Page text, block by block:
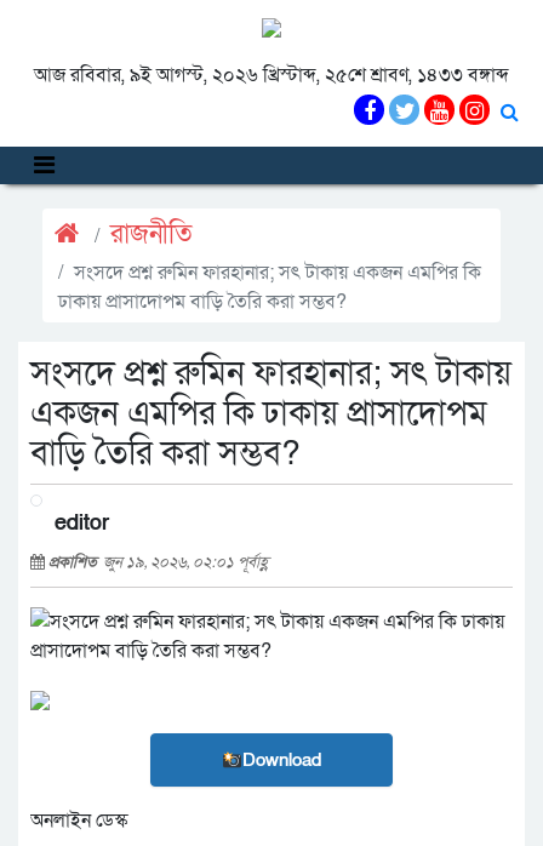
আজ রবিবার, ৯ই আগস্ট, ২০২৬ খ্রিস্টাব্দ, ২৫শে শ্রাবণ, ১৪৩৩ বঙ্গাব্দ
রাজনীতি
সংসদে প্রশ্ন রুমিন ফারহানার; সৎ টাকায় একজন এমপির কি
ঢাকায় প্রাসাদোপম বাড়ি তৈরি করা সম্ভব?
সংসদে প্রশ্ন রুমিন ফারহানার; সৎ টাকায়
একজন এমপির কি ঢাকায় প্রাসাদোপম
বাড়ি তৈরি করা সম্ভব?
editor
প্রকাশিত জুন ১৯, ২০২৬, ০২:০১ পূর্বাহ্ণ
Download
অনলাইন ডেস্ক